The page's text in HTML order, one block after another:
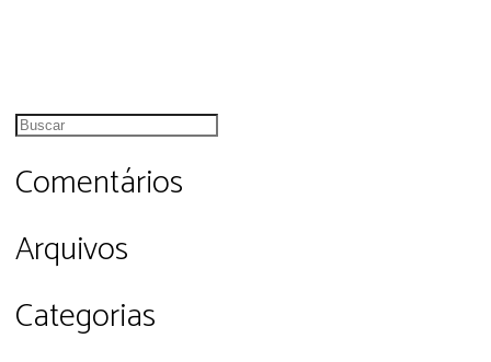
Comentários
Arquivos
Categorias